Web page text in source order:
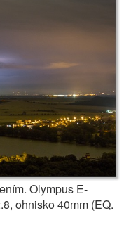
Olympus E-
ohnisko 40mm (EQ.